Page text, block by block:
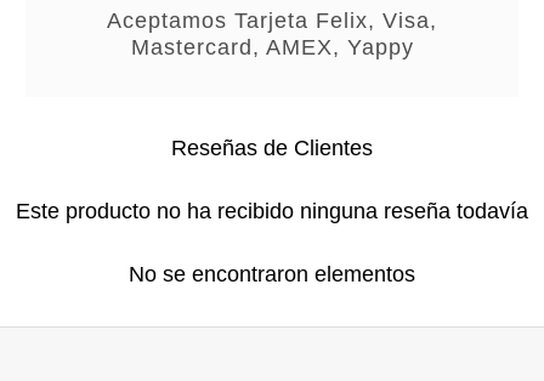
Aceptamos Tarjeta Felix, Visa,
Mastercard, AMEX, Yappy
Reseñas de Clientes
Este producto no ha recibido ninguna reseña todavía
No se encontraron elementos